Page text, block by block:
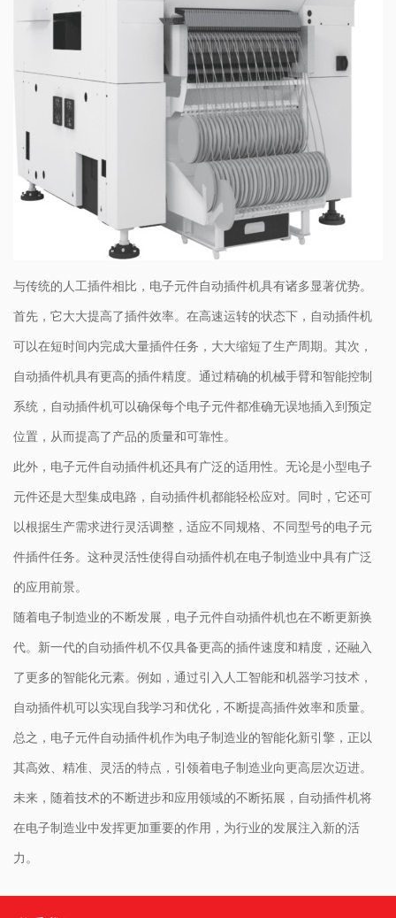
与传统的人工插件相比，电子元件自动插件机具有诸多显著优势。
首先，它大大提高了插件效率。在高速运转的状态下，自动插件机
可以在短时间内完成大量插件任务，大大缩短了生产周期。其次，
自动插件机具有更高的插件精度。通过精确的机械手臂和智能控制
系统，自动插件机可以确保每个电子元件都准确无误地插入到预定
位置，从而提高了产品的质量和可靠性。
此外，电子元件自动插件机还具有广泛的适用性。无论是小型电子
元件还是大型集成电路，自动插件机都能轻松应对。同时，它还可
以根据生产需求进行灵活调整，适应不同规格、不同型号的电子元
件插件任务。这种灵活性使得自动插件机在电子制造业中具有广泛
的应用前景。
随着电子制造业的不断发展，电子元件自动插件机也在不断更新换
代。新一代的自动插件机不仅具备更高的插件速度和精度，还融入
了更多的智能化元素。例如，通过引入人工智能和机器学习技术，
自动插件机可以实现自我学习和优化，不断提高插件效率和质量。
总之，电子元件自动插件机作为电子制造业的智能化新引擎，正以
其高效、精准、灵活的特点，引领着电子制造业向更高层次迈进。
未来，随着技术的不断进步和应用领域的不断拓展，自动插件机将
在电子制造业中发挥更加重要的作用，为行业的发展注入新的活
力。